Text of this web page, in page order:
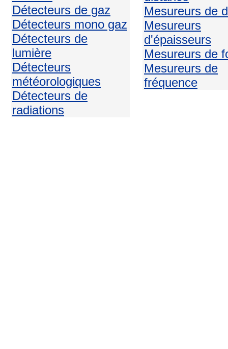
Détecteurs de gaz
Détecteurs mono gaz
Détecteurs de
lumière
Détecteurs
météorologiques
Détecteurs de
radiations
Mesureurs de
Mesureurs
d'épaisseurs
Mesureurs de
Mesureurs de
fréquence